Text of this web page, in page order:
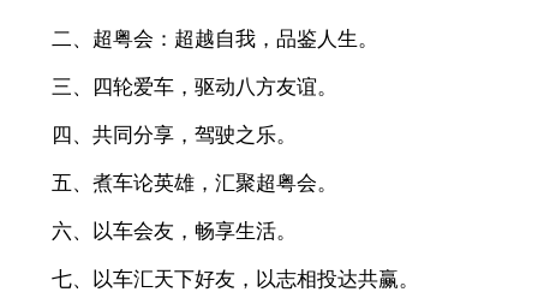
二、超粤会：超越自我，品鉴人生。
三、四轮爱车，驱动八方友谊。
四、共同分享，驾驶之乐。
五、煮车论英雄，汇聚超粤会。
六、以车会友，畅享生活。
七、以车汇天下好友，以志相投达共赢。